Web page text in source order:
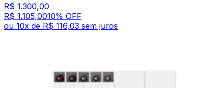
R$ 1.300,00
R$ 1.105,0010% OFF
ou 10x de R$ 116,03 sem juros